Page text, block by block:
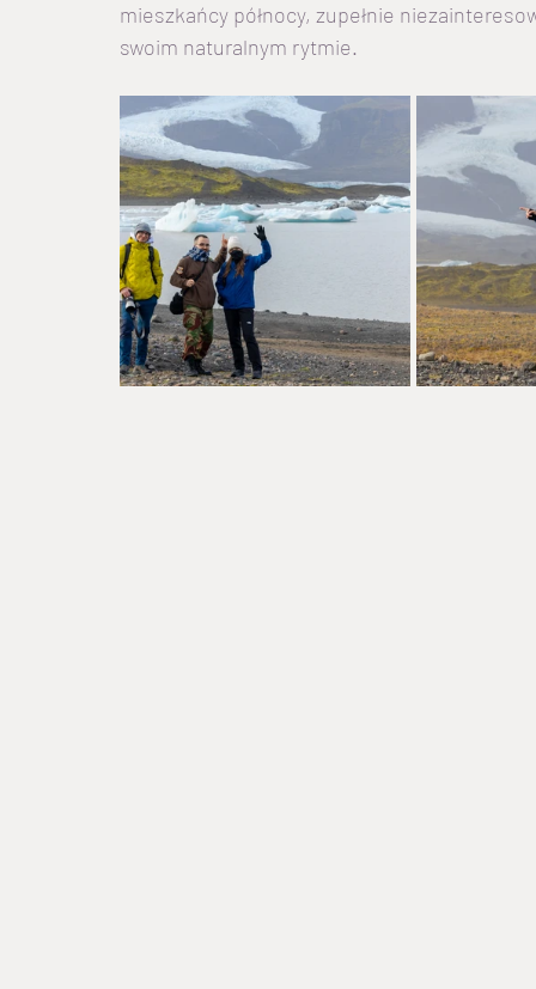
mieszkańcy północy, zupełnie
swoim naturalnym rytmie.